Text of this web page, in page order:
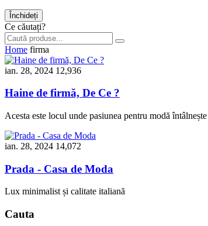
Închideți
Ce căutați?
Home firma
ian. 28, 2024 12,936
Haine de firmă, De Ce ?
Acesta este locul unde pasiunea pentru modă
ian. 28, 2024 14,072
Prada - Casa de Moda
Lux minimalist și calitate italiană
Cauta